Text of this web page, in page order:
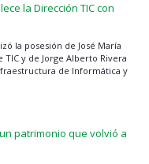
la Dirección TIC con
la posesión de José María
y de Jorge Alberto Rivera
de Informática y
patrimonio que volvió a